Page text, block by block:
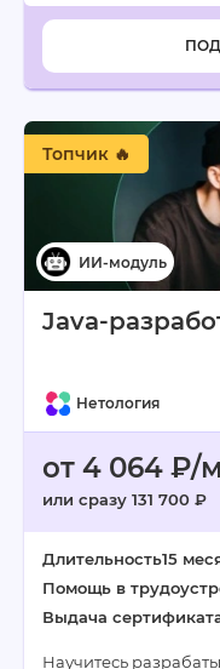
Java-
Нетология
от 4 064 ₽/
или сразу 131 700 ₽
Длительность15
Помощь в
Выдача
Научитесь
Топчик 🔥